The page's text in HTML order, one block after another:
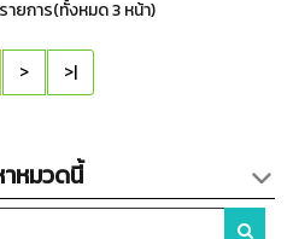
ยการ(ทั้งหมด 3 หน้า)
> >|
หมวดนี้